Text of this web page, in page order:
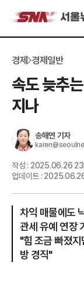
경제 경제일반
속도 늦추
지나
송해연 기자
작성 : 2025.06.26
업데이트 :
차익 매물에도
관세 유예 연장
"힘 조금 빠졌
방 경직"